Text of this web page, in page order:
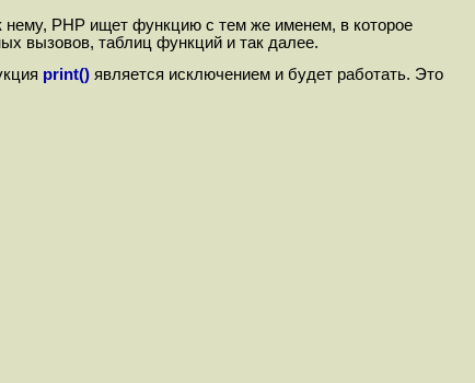
нему, PHP ищет функцию с тем же именем, в которое
вызовов, таблиц функций и так далее.
print() является исключением и будет работать. Это